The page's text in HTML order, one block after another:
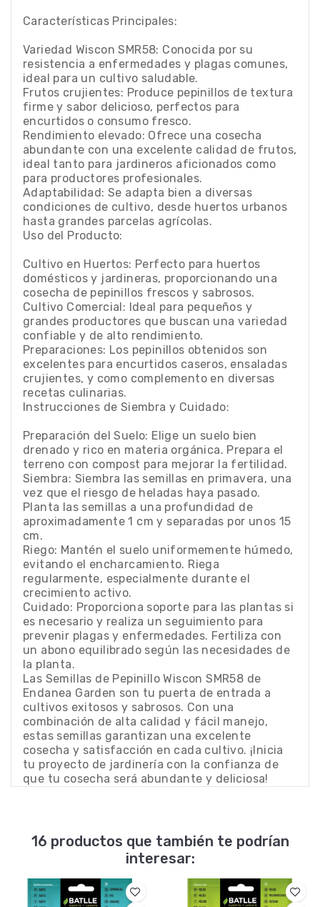
Características Principales:
Variedad Wiscon SMR58: Conocida por su
resistencia a enfermedades y plagas comunes,
ideal para un cultivo saludable.
Frutos crujientes: Produce pepinillos de textura
firme y sabor delicioso, perfectos para
encurtidos o consumo fresco.
Rendimiento elevado: Ofrece una cosecha
abundante con una excelente calidad de frutos,
ideal tanto para jardineros aficionados como
para productores profesionales.
Adaptabilidad: Se adapta bien a diversas
condiciones de cultivo, desde huertos urbanos
hasta grandes parcelas agrícolas.
Uso del Producto:
Cultivo en Huertos: Perfecto para huertos
domésticos y jardineras, proporcionando una
cosecha de pepinillos frescos y sabrosos.
Cultivo Comercial: Ideal para pequeños y
grandes productores que buscan una variedad
confiable y de alto rendimiento.
Preparaciones: Los pepinillos obtenidos son
excelentes para encurtidos caseros, ensaladas
crujientes, y como complemento en diversas
recetas culinarias.
Instrucciones de Siembra y Cuidado:
Preparación del Suelo: Elige un suelo bien
drenado y rico en materia orgánica. Prepara el
terreno con compost para mejorar la fertilidad.
Siembra: Siembra las semillas en primavera, una
vez que el riesgo de heladas haya pasado.
Planta las semillas a una profundidad de
aproximadamente 1 cm y separadas por unos 15
cm.
Riego: Mantén el suelo uniformemente húmedo,
evitando el encharcamiento. Riega
regularmente, especialmente durante el
crecimiento activo.
Cuidado: Proporciona soporte para las plantas si
es necesario y realiza un seguimiento para
prevenir plagas y enfermedades. Fertiliza con
un abono equilibrado según las necesidades de
la planta.
Las Semillas de Pepinillo Wiscon SMR58 de
Endanea Garden son tu puerta de entrada a
cultivos exitosos y sabrosos. Con una
combinación de alta calidad y fácil manejo,
estas semillas garantizan una excelente
cosecha y satisfacción en cada cultivo. ¡Inicia
tu proyecto de jardinería con la confianza de
que tu cosecha será abundante y deliciosa!
16 productos que también te podrían
interesar: